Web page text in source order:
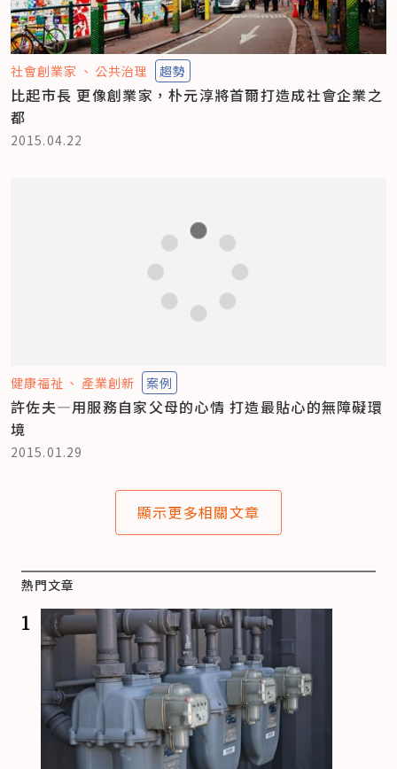
社會創業家 公共治理 趨勢
比起市長 更像創業家，朴元淳將首爾打造成社會企業之
都
2015.04.22
健康福祉 產業創新 案例
許佐夫—用服務自家父母的心情 打造最貼心的無障礙環
境
2015.01.29
顯示更多相關文章
熱門文章
1